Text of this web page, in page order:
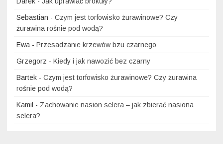
Sebastian - Czym jest torfowisko żurawinowe? Czy
żurawina rośnie pod wodą?
Ewa - Przesadzanie krzewów bzu czarnego
Grzegorz - Kiedy i jak nawozić bez czarny
Bartek - Czym jest torfowisko żurawinowe? Czy żurawina
rośnie pod wodą?
Kamil - Zachowanie nasion selera – jak zbierać nasiona
selera?